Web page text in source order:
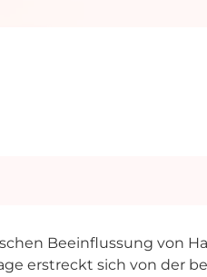
Beeinflussung von
erstreckt sich von der